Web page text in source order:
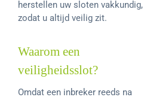
herstellen uw sloten vakkundig,
zodat u altijd veilig zit.
Waarom een
veiligheidsslot?
Omdat een inbreker reeds na